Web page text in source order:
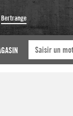
Bertrange